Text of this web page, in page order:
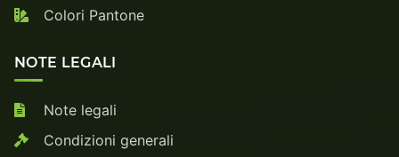
Colori Pantone
NOTE LEGALI
Note legali
Condizioni generali